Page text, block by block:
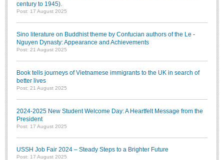
century to 1945).
Post: 17 August 2025
Sino literature on Buddhist theme by Confucian authors of the Le -
Nguyen Dynasty: Appearance and Achievements
Post: 21 August 2025
Book tells journeys of Vietnamese immigrants to the UK in search of
better lives
Post: 21 August 2025
2024-2025 New Student Welcome Day: A Heartfelt Message from the
President
Post: 17 August 2025
USSH Job Fair 2024 – Steady Steps to a Brighter Future
Post: 17 August 2025